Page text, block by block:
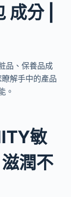
分 |
品、保養品成
解手中的產品
。
敏
潤不